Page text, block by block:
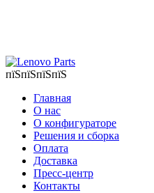
пїЅпїЅпїЅпїЅ
Главная
О нас
О конфигураторе
Решения и сборка
Оплата
Доставка
Пресс-центр
Контакты